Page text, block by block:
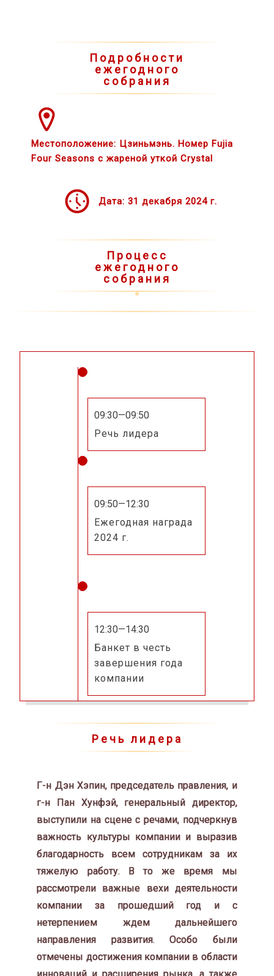
Подробности
ежегодного
собрания
Местоположение: Цзиньмэнь. Номер Fujia
Four Seasons с жареной уткой Crystal
Дата: 31 декабря 2024 г.
Процесс
ежегодного
собрания
09:30—09:50
Речь лидера
09:50—12:30
Ежегодная награда
2024 г.
12:30—14:30
Банкет в честь
завершения года
компании
Речь лидера
Г-н Дэн Хэпин, председатель правления, и
г-н Пан Хунфэй, генеральный директор,
выступили на сцене с речами, подчеркнув
важность культуры компании и выразив
благодарность всем сотрудникам за их
тяжелую работу. В то же время мы
рассмотрели важные вехи деятельности
компании за прошедший год и с
нетерпением ждем дальнейшего
направления развития. Особо были
отмечены достижения компании в области